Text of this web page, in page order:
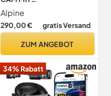
FAHRERASSISTENZFUNKTI
ONEN, Schwarz
Alpine
290,00 € gratis Versand
ZUM ANGEBOT
34% Rabatt